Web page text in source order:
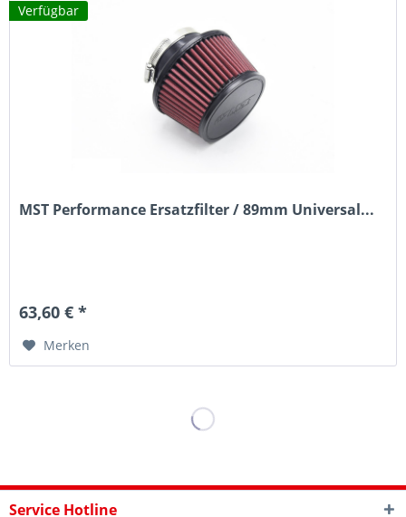
Verfügbar
MST Performance Ersatzfilter / 89mm Universal...
63,60 € *
Merken
Service Hotline